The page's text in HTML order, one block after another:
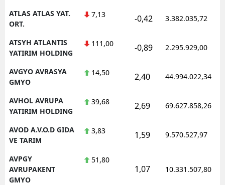
ATLAS ATLAS YAT.
ORT.
7,13 -0,42 3.382.035,72
ATSYH ATLANTIS
YATIRIM HOLDING
111,00 -0,89 2.295.929,00
AVGYO AVRASYA
GMYO
14,50 2,40 44.994.022,34
AVHOL AVRUPA
YATIRIM HOLDING
39,68 2,69 69.627.858,26
AVOD A.V.O.D GIDA
VE TARIM
3,83 1,59 9.570.527,97
AVPGY
AVRUPAKENT
GMYO
51,80
1,07 10.331.507,80